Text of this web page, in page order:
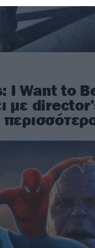
I Want to
με